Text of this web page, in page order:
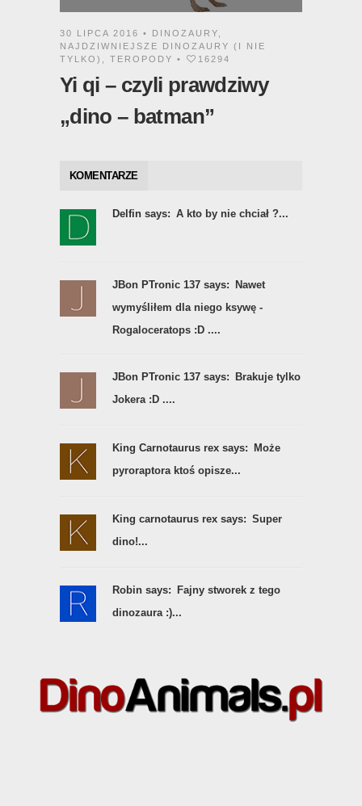
30 LIPCA 2016 • DINOZAURY
NAJDZIWNIEJSZE DINOZAURY (I NIE
TYLKO)
TEROPODY • 16294
Yi qi – czyli prawdziwy
„dino – batman”
KOMENTARZE
Delfin says: A kto by nie chciał ?...
JBon PTronic 137 says:
Nawet
wymyśliłem dla niego ksywę -
Rogaloceratops :D ....
JBon PTronic 137 says:
Brakuje tylko
Jokera :D ....
King Carnotaurus rex says:
Może
pyroraptora ktoś opisze...
King carnotaurus rex says: Super
dino!...
Robin says:
Fajny stworek z tego
dinozaura :)...